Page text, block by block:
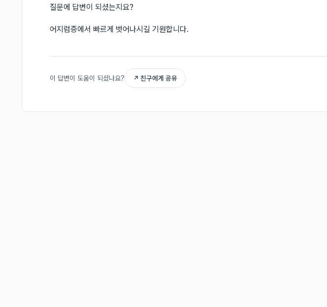
질문에 답변이 되셨는지요?
어지럼증에서 빠르게 벗어나시길 기원합니다.
이 답변이 도움이 되셨나요? ↗ 친구에게 공유